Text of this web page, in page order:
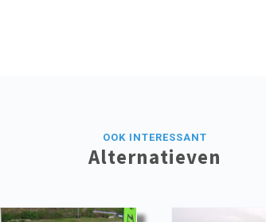
OOK INTERESSANT
Alternatieven